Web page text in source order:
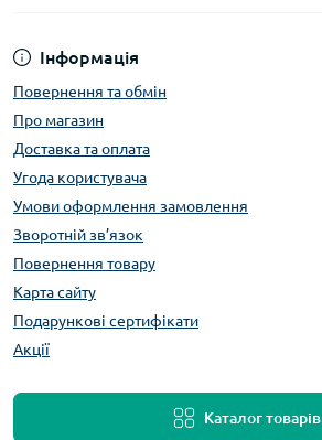
Інформація
Повернення та обмін
Про магазин
Доставка та оплата
Угода користувача
Умови оформлення замовлення
Зворотній зв’язок
Повернення товару
Карта сайту
Подарункові сертифікати
Акції
Каталог товарів